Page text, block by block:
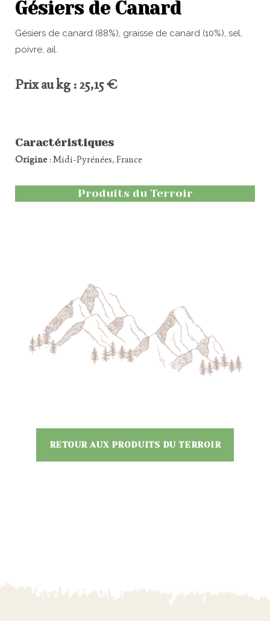
Gésiers de Canard
Gésiers de canard (88%), graisse de canard (10%), sel,
poivre, ail.
Prix au kg : 25,15 €
Caractéristiques
Origine: Midi-Pyrénées, France
Produits du Terroir
RETOUR AUX PRODUITS DU TERROIR